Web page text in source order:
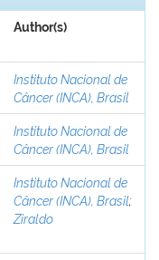
Author(s)
Instituto Nacional de
Câncer (INCA), Brasil
Instituto Nacional de
Câncer (INCA), Brasil
Instituto Nacional de
Câncer (INCA), Brasil;
Ziraldo